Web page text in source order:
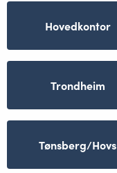
Hovedkontor
Trondheim
Tønsberg/Hovs